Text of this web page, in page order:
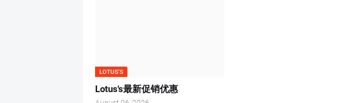
LOTUS'S
Lotus's最新促销优惠